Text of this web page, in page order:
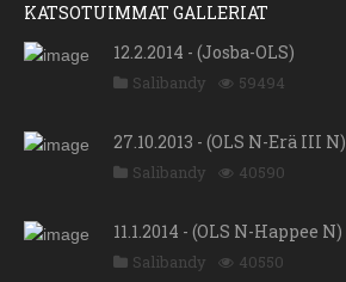
KATSOTUIMMAT GALLERIAT
12.2.2014 - (Josba-OLS)
Salibandy 59494
27.10.2013 - (OLS N-Erä III N)
Salibandy 40590
11.1.2014 - (OLS N-Happee N)
Salibandy 40550